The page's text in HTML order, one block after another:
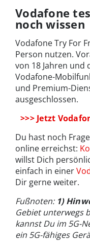
Vodafone
noch wissen
Vodafone Try For
Person nutzen.
von 18 Jahren und
Vodafone-
und Premium-
ausgeschlossen.
>>> Jetzt
Du hast noch
online erreichst:
willst Dich
einfach in einer
Dir gerne weiter.
Fußnoten: 1)
Gebiet unterwegs
kannst Du im 5G-
ein 5G-fähiges